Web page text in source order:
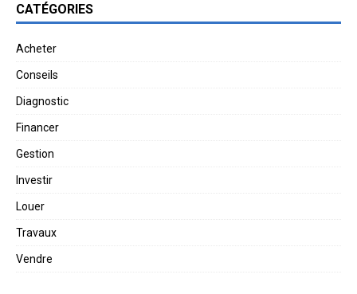
CATÉGORIES
Acheter
Conseils
Diagnostic
Financer
Gestion
Investir
Louer
Travaux
Vendre